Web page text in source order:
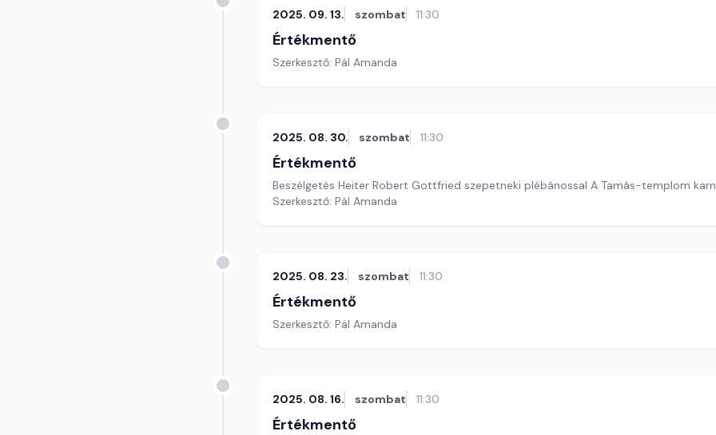
2025. 09. 13. szombat 11:30
Értékmentő
Szerkesztő: Pál Amanda
2025. 08. 30. szombat 11:30
Értékmentő
Beszélgetés Heiter Robert Gottfried szepetneki
Szerkesztő: Pál Amanda
2025. 08. 23. szombat 11:30
Értékmentő
Szerkesztő: Pál Amanda
2025. 08. 16. szombat 11:30
Értékmentő